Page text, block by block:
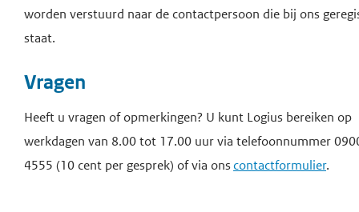
worden verstuurd naar de contactpersoon die bij ons
staat.
Vragen
Heeft u vragen of opmerkingen? U kunt Logius bereiken op
werkdagen van 8.00 tot 17.00 uur via telefoonnummer
4555 (10 cent per gesprek) of via onscontactformulier.